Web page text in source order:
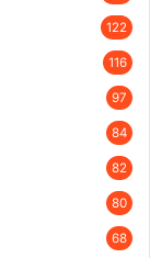
122
116
97
84
82
80
68